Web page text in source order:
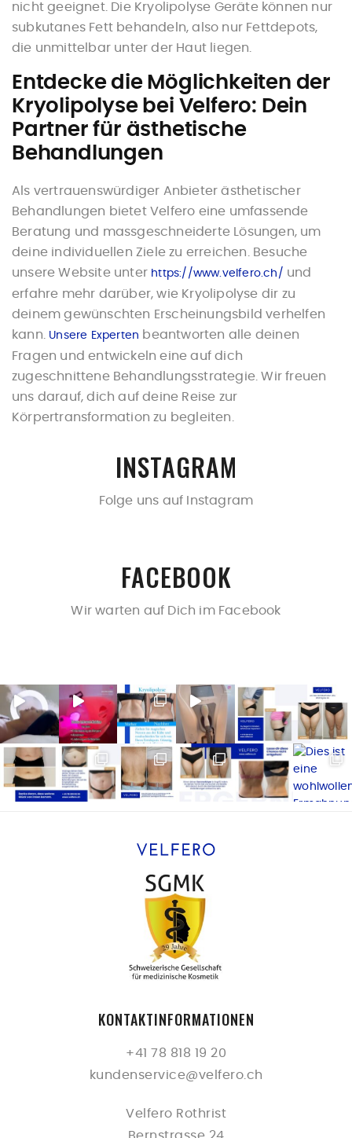
nicht geeignet. Die Kryolipolyse Geräte können nur
subkutanes Fett behandeln, also nur Fettdepots,
die unmittelbar unter der Haut liegen.
Entdecke die Möglichkeiten der
Kryolipolyse bei Velfero: Dein
Partner für ästhetische
Behandlungen
Als vertrauenswürdiger Anbieter ästhetischer
Behandlungen bietet Velfero eine umfassende
Beratung und massgeschneiderte Lösungen, um
deine individuellen Ziele zu erreichen. Besuche
unsere Website unter https://www.velfero.c h/ und
erfahre mehr darüber, wie Kryolipolyse dir zu
deinem gewünschten Erscheinungsbild verhelfen
kann.
Unsere Experten beantworten alle deinen
Fragen und entwickeln eine auf dich
zugeschnittene Behandlungsstrategie. Wir freuen
uns darauf, dich auf deine Reise zur
Körpertransformation zu begleiten.
INSTAGRAM
Folge uns auf Instagram
FACEBOOK
Wir warten auf Dich im Facebook
KONTAKTINFORMATIONEN
+41 78 818 19 20
kundenservice@velfero.ch
Velfero Rothrist
Bernstrasse 24